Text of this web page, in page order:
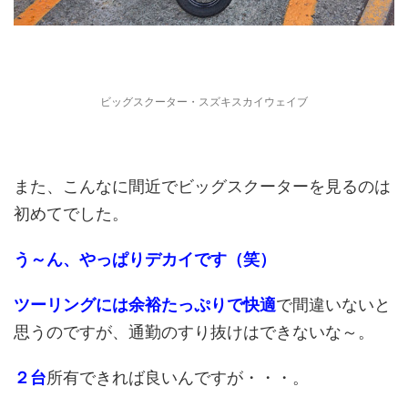
ビッグスクーター・スズキスカイウェイブ
また、こんなに間近でビッグスクーターを見るのは
初めてでした。
う～ん、やっぱりデカイです（笑）
ツーリングには余裕たっぷりで快適で間違いないと
思うのですが、通勤のすり抜けはできないな～。
２台所有できれば良いんですが・・・。